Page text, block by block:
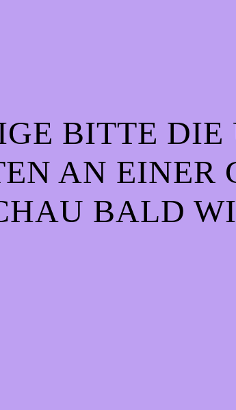
BITTE
AN EINER
BALD